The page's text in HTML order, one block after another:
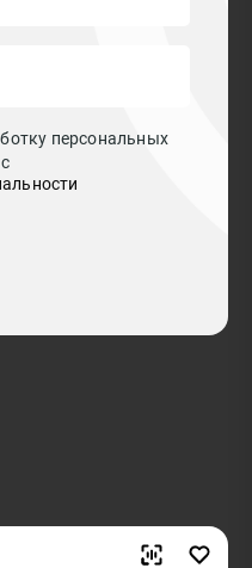
персональных